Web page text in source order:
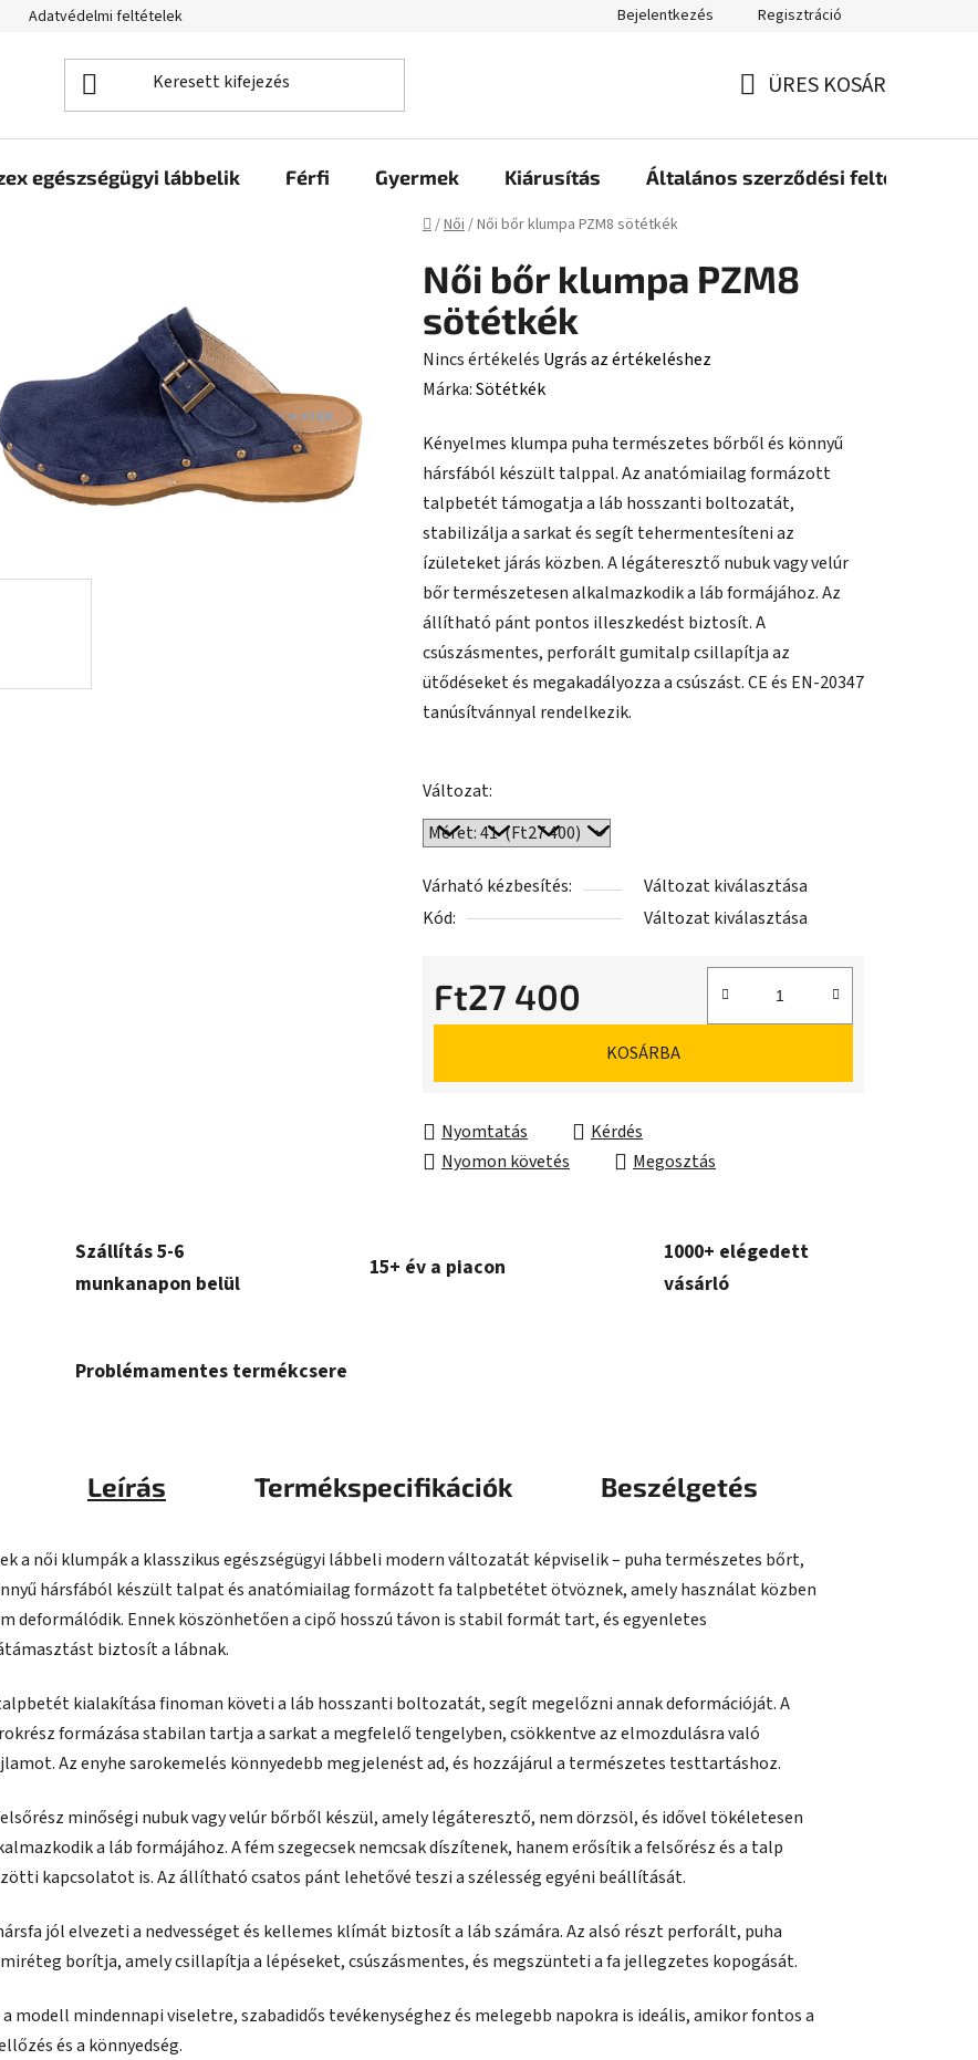
Adatvédelmi feltételek Bejelentkezés Regisztráció
ÜRES KOSÁR
egészségügyi lábbelik Férfi Gyermek Kiárusítás Általános szerződési feltételek
Kezdőlap
/Női/Női bőr klumpa PZM8 sötétkék
Női bőr klumpa PZM8
sötétkék
A
termék
értékelése
5-
ből
0,0
csillag.
Nincs értékelés Ugrás az értékeléshez
Márka:Sötétkék
Kényelmes klumpa puha természetes bőrből és könnyű
hársfából készült talppal. Az anatómiailag formázott
talpbetét támogatja a láb hosszanti boltozatát,
stabilizálja a sarkat és segít tehermentesíteni az
ízületeket járás közben. A légáteresztő nubuk vagy velúr
bőr természetesen alkalmazkodik a láb formájához. Az
állítható pánt pontos illeszkedést biztosít. A
csúszásmentes, perforált gumitalp csillapítja az
ütődéseket és megakadályozza a csúszást. CE és EN-20347
tanúsítvánnyal rendelkezik.
Változat:
Várható kézbesítés:
Változat kiválasztása
Kód:
Változat kiválasztása
Ft27 400
Egységár:
KOSÁRBA
Nyomtatás
Kérdés
Nyomon követés
Megosztás
Szállítás 5-6
munkanapon belül
15+ év a piacon
1000+ elégedett
vásárló
Problémamentes termékcsere
Leírás Termékspecifikációk Beszélgetés
a női klumpák a klasszikus egészségügyi lábbeli modern változatát képviselik – puha természetes bőrt,
hársfából készült talpat és anatómiailag formázott fa talpbetétet ötvöznek, amely használat közben
deformálódik. Ennek köszönhetően a cipő hosszú távon is stabil formát tart, és egyenletes
biztosít a lábnak.
kialakítása finoman követi a láb hosszanti boltozatát, segít megelőzni annak deformációját. A
formázása stabilan tartja a sarkat a megfelelő tengelyben, csökkentve az elmozdulásra való
Az enyhe sarokemelés könnyedebb megjelenést ad, és hozzájárul a természetes testtartáshoz.
minőségi nubuk vagy velúr bőrből készül, amely légáteresztő, nem dörzsöl, és idővel tökéletesen
a láb formájához. A fém szegecsek nemcsak díszítenek, hanem erősítik a felsőrész és a talp
kapcsolatot is. Az állítható csatos pánt lehetővé teszi a szélesség egyéni beállítását.
jól elvezeti a nedvességet és kellemes klímát biztosít a láb számára. Az alsó részt perforált, puha
borítja, amely csillapítja a lépéseket, csúszásmentes, és megszünteti a fa jellegzetes kopogását.
a modell mindennapi viseletre, szabadidős tevékenységhez és melegebb napokra is ideális, amikor fontos a
és a könnyedség.